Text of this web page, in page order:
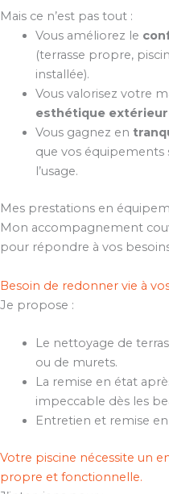
Mais ce n’est pas tout :
Vous améliorez le
(terrasse propre,
installée).
Vous valorisez votre
esthétique
Vous gagnez en
que vos
l’usage.
Mes prestations en
Mon accompagnement
pour répondre à vos
Besoin de redonner vie à
Je propose :
Le nettoyage de
ou de murets.
La remise en état
impeccable dès les
Entretien et remise
Votre piscine nécessite un
propre et fonctionnelle.